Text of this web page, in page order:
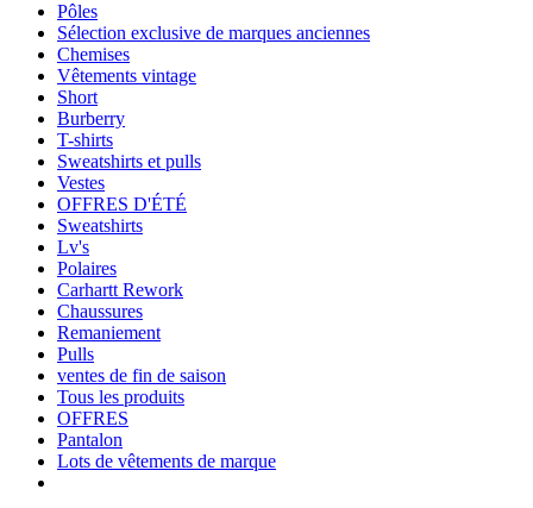
Pôles
Sélection exclusive de marques anciennes
Chemises
Vêtements vintage
Short
Burberry
T-shirts
Sweatshirts et pulls
Vestes
OFFRES D'ÉTÉ
Sweatshirts
Lv's
Polaires
Carhartt Rework
Chaussures
Remaniement
Pulls
ventes de fin de saison
Tous les produits
OFFRES
Pantalon
Lots de vêtements de marque